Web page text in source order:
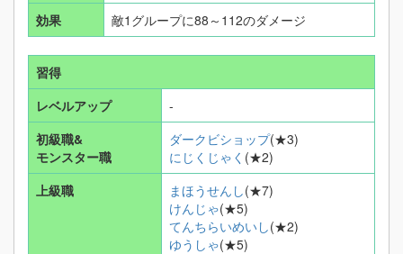
効果
敵1グループに88～112のダメージ
習得
レベルアップ
-
初級職&
モンスター職
ダークビショップ(★3)
にじくじゃく (★2)
上級職
まほうせんし(★7)
けんじゃ(★5)
てんちらいめいし(★2)
ゆうしゃ(★5)